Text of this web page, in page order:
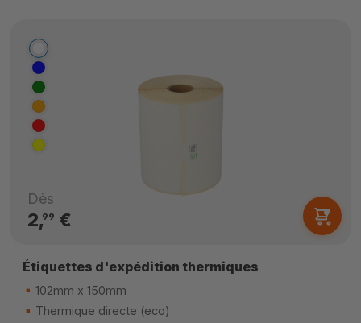
Dès
2,99 €
Étiquettes d'expédition thermiques
102mm x 150mm
Thermique directe (eco)